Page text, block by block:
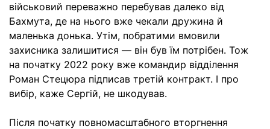
військовий переважно перебував далеко від
Бахмута, де на нього вже чекали дружина й
маленька донька. Утім, побратими вмовили
захисника залишитися — він був їм потрібен. Тож
на початку 2022 року вже командир відділення
Роман Стецюра підписав третій контракт. І про
вибір, каже Сергій, не шкодував.
Після початку повномасштабного вторгнення